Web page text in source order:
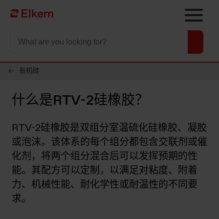
Skip to main content
To start page
有机硅
什么是RTV-2硅橡胶？
RTV-2硅橡胶是双组分室温硫化硅橡胶、凝胶
或泡沫。该体系的每个组分都包含交联剂或催
化剂，将两个组分混合后可以发挥预期的性
能。其配方可以定制，以满足对粘度、附着
力、机械性能、耐化学性或耐温性的不同要
求。